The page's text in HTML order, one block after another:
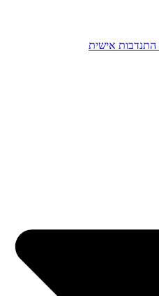
התנדבות אישית